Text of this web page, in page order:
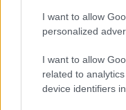
I want to allow
personalized
I want to allow
related to
device identifiers
Umetnina
Tarnished, ki se
Misbegotten
Kliknite ali